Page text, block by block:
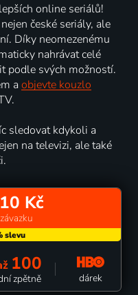
online seriálů!
české seriály, ale
Díky neomezenému
nahrávat celé
podle svých možností.
a objevte kouzlo
sledovat kdykoli a
na televizi, ale také
Kč
100
zpětně dárek